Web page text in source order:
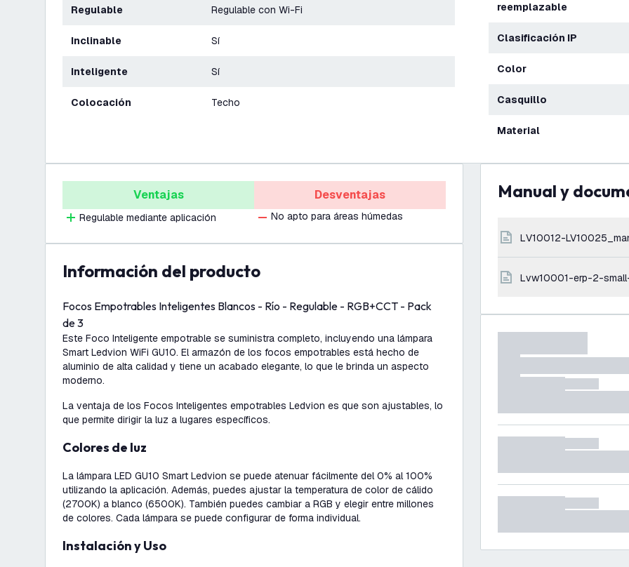
Regulable Regulable con Wi-Fi
Inclinable Sí
Inteligente Sí
Colocación Techo
reemplazable
Clasificación IP
Color
Casquillo
Material
Ventajas
Regulable mediante aplicación
Desventajas
No apto para áreas húmedas
información del producto
Focos Empotrables Inteligentes Blancos - Río - Regulable - RGB+CCT - Pack
de 3
Este Foco Inteligente empotrable se suministra completo, incluyendo una lámpara
Smart Ledvion WiFi GU10. El armazón de los focos empotrables está hecho de
aluminio de alta calidad y tiene un acabado elegante, lo que le brinda un aspecto
moderno.
La ventaja de los Focos Inteligentes empotrables Ledvion es que son ajustables, lo
que permite dirigir la luz a lugares específicos.
Colores de luz
La lámpara LED GU10 Smart Ledvion se puede atenuar fácilmente del 0% al 100%
utilizando la aplicación. Además, puedes ajustar la temperatura de color de cálido
(2700K) a blanco (6500K). También puedes cambiar a RGB y elegir entre millones
de colores. Cada lámpara se puede configurar de forma individual.
Instalación y Uso
Manual y
LV10012-
lvw10001-erp-2-